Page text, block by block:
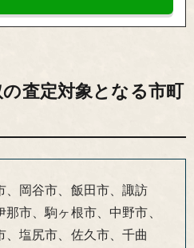
の査定対象となる市町
、岡谷市、飯田市、諏訪
市、駒ヶ根市、中野市、
塩尻市、佐久市、千曲